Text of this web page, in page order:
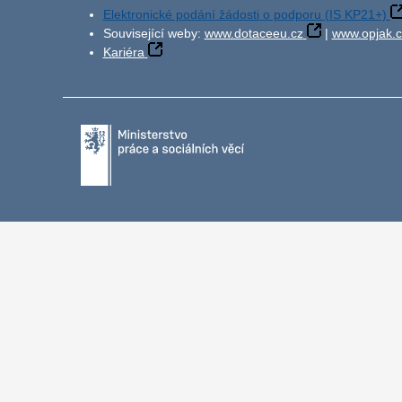
Elektronické podání žádosti o podporu (IS KP21+)
Související weby: www.dotaceeu.cz |
Kariéra